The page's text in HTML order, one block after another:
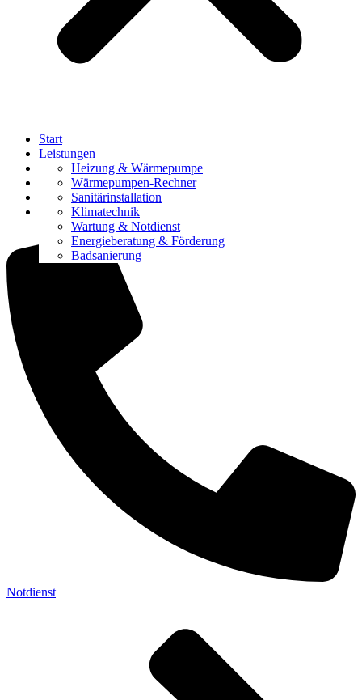
Start
Leistungen
Heizung & Wärmepumpe
Wärmepumpen-Rechner
Sanitärinstallation
Klimatechnik
Wartung & Notdienst
Energieberatung & Förderung
Badsanierung
Referenzen
Über uns
Karriere
Kontakt
Notdienst